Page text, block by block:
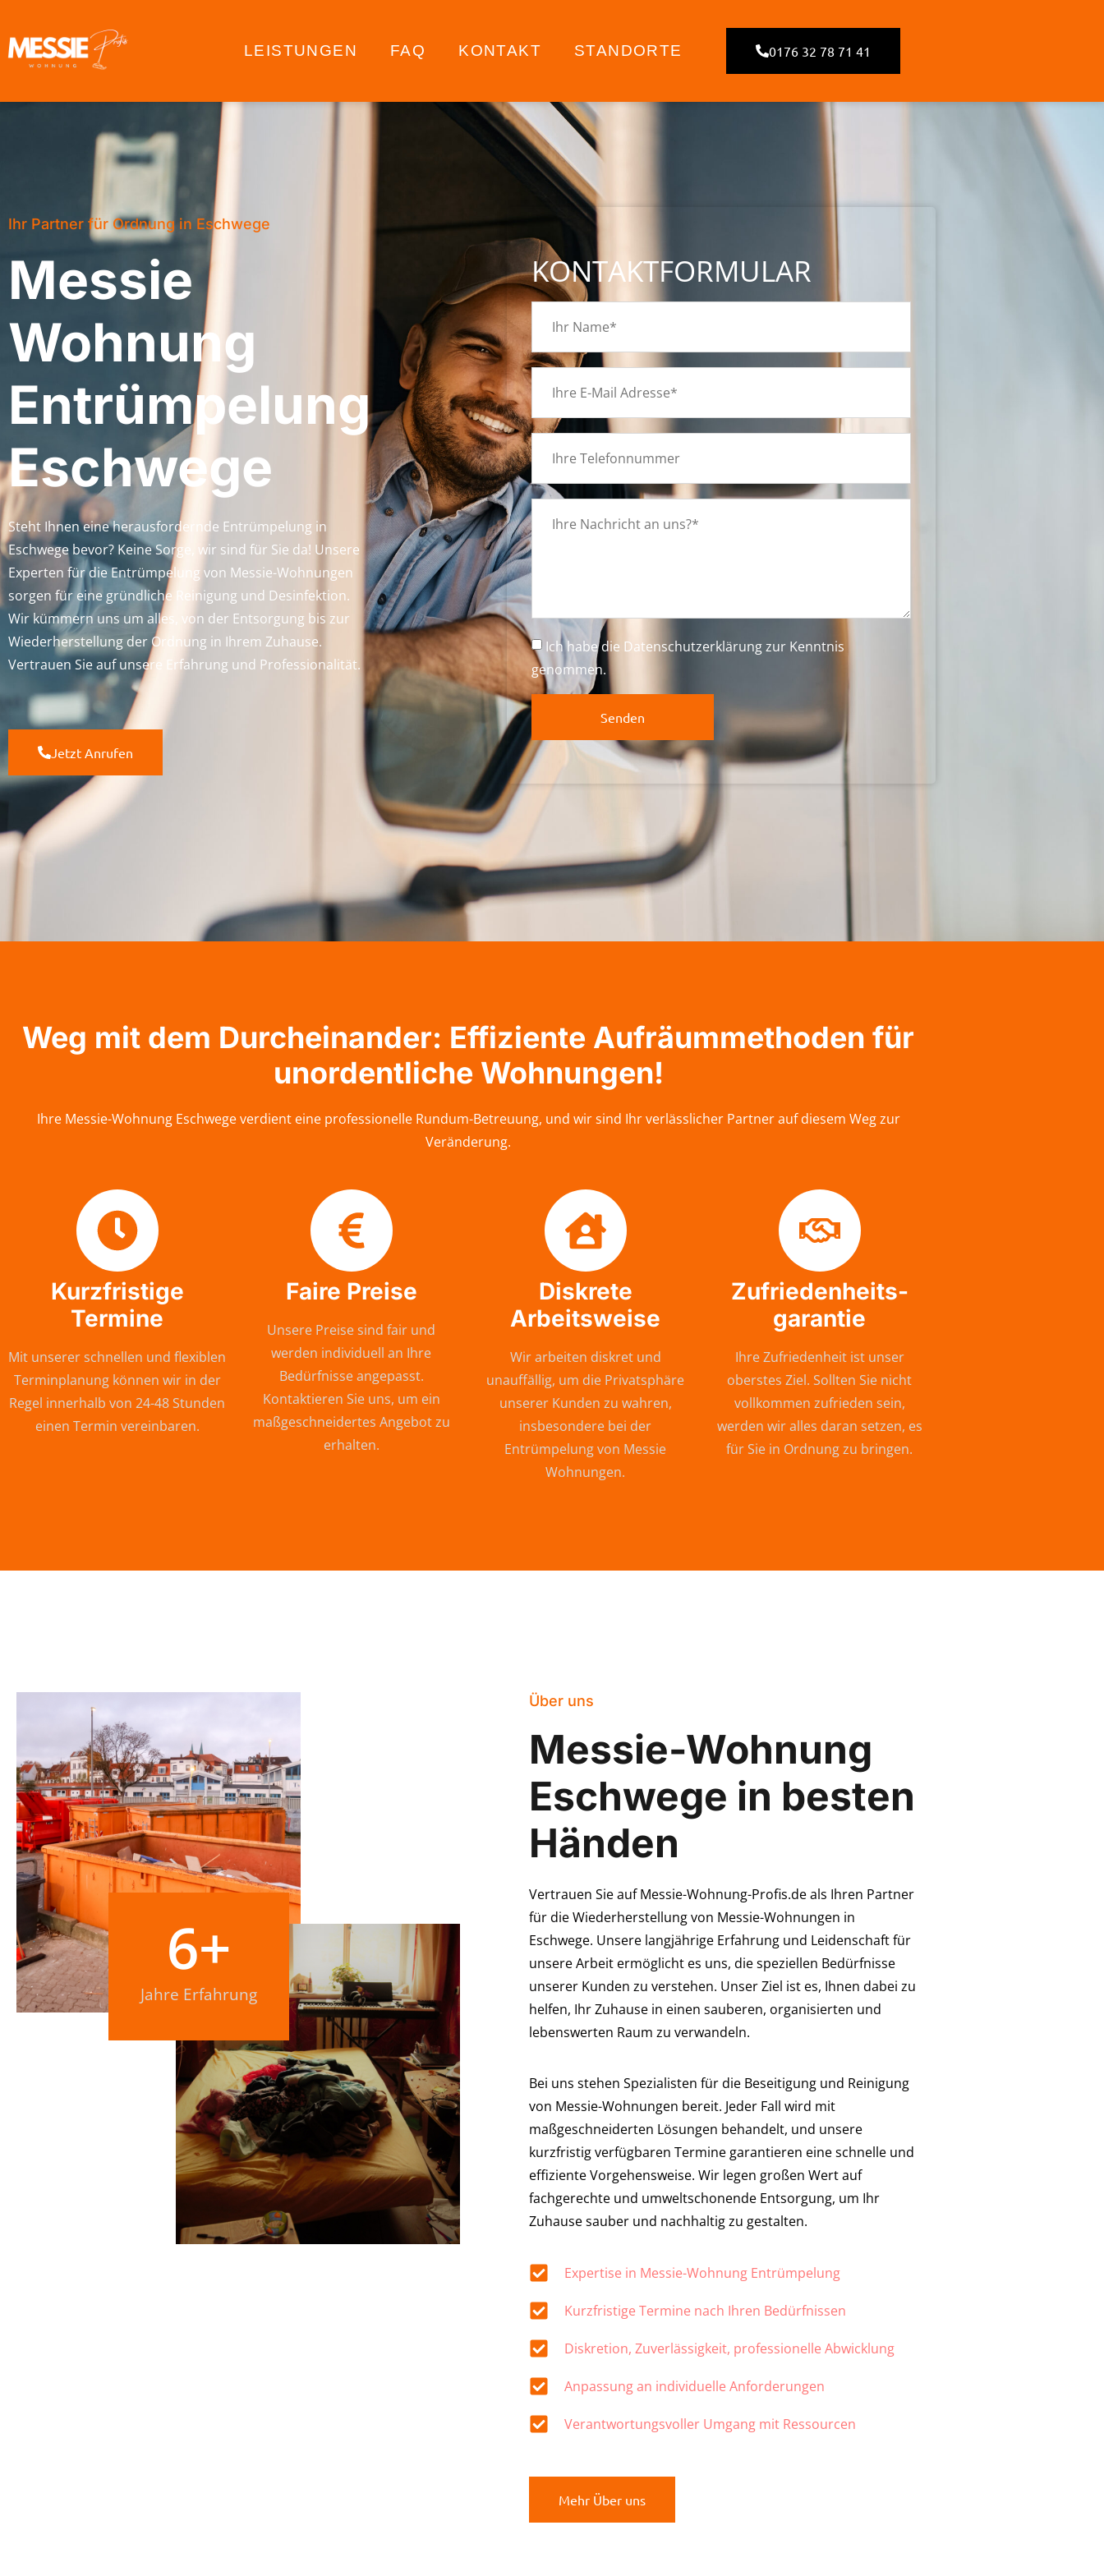
LEISTUNGEN FAQ KONTAKT STANDORTE 0176 32 78 71 41
Ihr Partner für Ordnung in Eschwege
Messie
Wohnung
Entrümpelung
Eschwege
Steht Ihnen eine herausfordernde Entrümpelung in
Eschwege bevor? Keine Sorge, wir sind für Sie da! Unsere
Experten für die Entrümpelung von Messie-Wohnungen
sorgen für eine gründliche Reinigung und Desinfektion.
Wir kümmern uns um alles, von der Entsorgung bis zur
Wiederherstellung der Ordnung in Ihrem Zuhause.
Vertrauen Sie auf unsere Erfahrung und Professionalität.
Jetzt Anrufen
KONTAKTFORMULAR
Ich habe die Datenschutzerklärungzur Kenntnis
genommen.
Senden
Weg mit dem Durcheinander: Effiziente Aufräummethoden für
unordentliche Wohnungen!
Ihre Messie-Wohnung Eschwege verdient eine professionelle Rundum-Betreuung, und wir sind Ihr verlässlicher Partner auf diesem Weg zur
Veränderung.
Kurzfristige
Termine
Mit unserer schnellen und flexiblen
Terminplanung können wir in der
Regel innerhalb von 24-48 Stunden
einen Termin vereinbaren.
Faire Preise
Unsere Preise sind fair und
werden individuell an Ihre
Bedürfnisse angepasst.
Kontaktieren Sie uns, um ein
maßgeschneidertes Angebot zu
erhalten.
Diskrete
Arbeitsweise
Wir arbeiten diskret und
unauffällig, um die Privatsphäre
unserer Kunden zu wahren,
insbesondere bei der
Entrümpelung von Messie
Wohnungen.
Zufriedenheits-
garantie
Ihre Zufriedenheit ist unser
oberstes Ziel. Sollten Sie nicht
vollkommen zufrieden sein,
werden wir alles daran setzen, es
für Sie in Ordnung zu bringen.
Jahre Erfahrung
6+
Über uns
Messie-Wohnung
Eschwege in besten
Händen
Vertrauen Sie auf Messie-Wohnung-Profis.de als Ihren Partner
für die Wiederherstellung von Messie-Wohnungen in
Eschwege. Unsere langjährige Erfahrung und Leidenschaft für
unsere Arbeit ermöglicht es uns, die speziellen Bedürfnisse
unserer Kunden zu verstehen. Unser Ziel ist es, Ihnen dabei zu
helfen, Ihr Zuhause in einen sauberen, organisierten und
lebenswerten Raum zu verwandeln.
Bei uns stehen Spezialisten für die Beseitigung und Reinigung
von Messie-Wohnungen bereit. Jeder Fall wird mit
maßgeschneiderten Lösungen behandelt, und unsere
kurzfristig verfügbaren Termine garantieren eine schnelle und
effiziente Vorgehensweise. Wir legen großen Wert auf
fachgerechte und umweltschonende Entsorgung, um Ihr
Zuhause sauber und nachhaltig zu gestalten.
Expertise in Messie-Wohnung Entrümpelung
Kurzfristige Termine nach Ihren Bedürfnissen
Diskretion, Zuverlässigkeit, professionelle Abwicklung
Anpassung an individuelle Anforderungen
Verantwortungsvoller Umgang mit Ressourcen
Mehr Über uns